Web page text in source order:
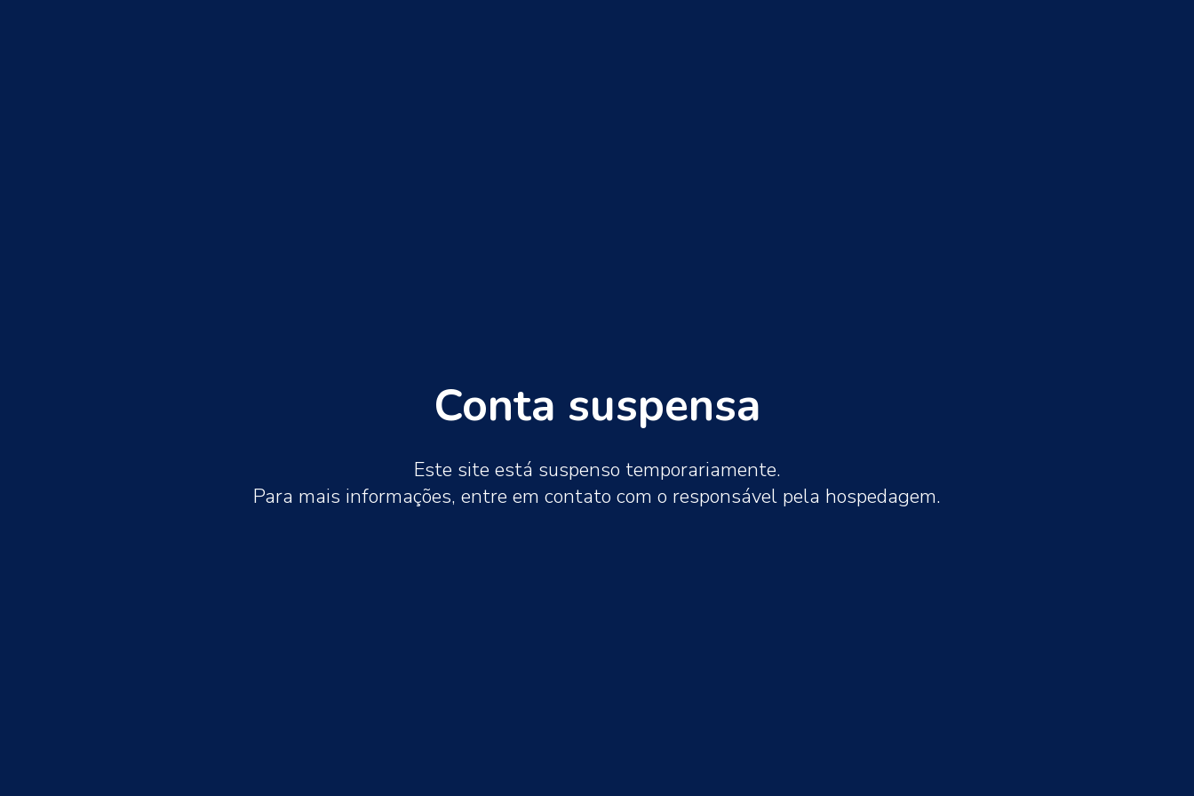
Conta suspensa
Este site está suspenso temporariamente.
Para mais informações, entre em contato com o responsável pela hospedagem.